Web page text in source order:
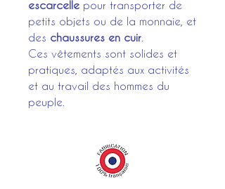
escarcelle pour transporter de
petits objets ou de la monnaie, et
des chaussures en cuir
Ces vêtements sont solides et
pratiques, adaptés aux activités
et au travail des hommes du
peuple.